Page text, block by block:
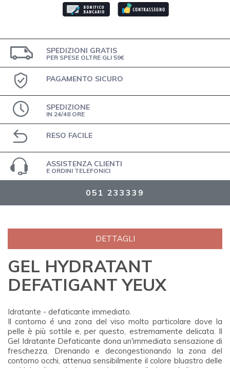
SPEDIZIONI GRATIS
PER SPESE OLTRE GLI 59€
PAGAMENTO SICURO
SPEDIZIONE
IN 24/48 ORE
RESO FACILE
ASSISTENZA CLIENTI
E ORDINI TELEFONICI
051 233339
DETTAGLI
GEL HYDRATANT
DEFATIGANT YEUX
Idratante - defaticante immediato.
Il contorno é una zona del viso molto particolare dove la
pelle è più sottile e, per questo, estremamente delicata. Il
Gel Idratante Defaticante dona un'immediata sensazione di
freschezza. Drenando e decongestionando la zona del
contorno occhi, attenua sensibilmente il colore bluastro delle